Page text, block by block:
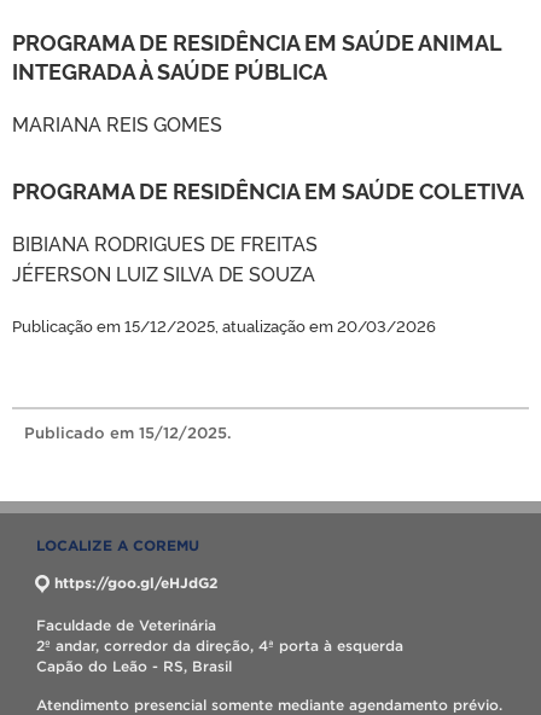
PROGRAMA DE RESIDÊNCIA EM SAÚDE ANIMAL
INTEGRADA À SAÚDE PÚBLICA
MARIANA REIS GOMES
PROGRAMA DE RESIDÊNCIA EM SAÚDE COLETIVA
BIBIANA RODRIGUES DE FREITAS
JÉFERSON LUIZ SILVA DE SOUZA
Publicação em 15/12/2025, atualização em 20/03/2026
Publicado em 15/12/2025.
LOCALIZE A COREMU
https://goo.gl/eHJdG2
Faculdade de Veterinária
2º andar, corredor da direção, 4ª porta à esquerda
Capão do Leão - RS, Brasil
Atendimento presencial somente mediante agendamento prévio.